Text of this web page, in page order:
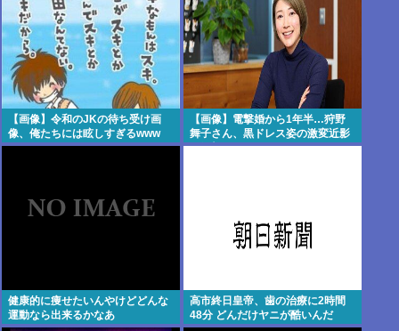
【画像】令和のJKの待ち受け画
像、俺たちには眩しすぎるwww
【画像】電撃婚から1年半…狩野
舞子さん、黒ドレス姿の激変近影
に衝撃！
健康的に痩せたいんやけどどんな
運動なら出来るかなあ
高市終日皇帝、歯の治療に2時間
48分 どんだけヤニが酷いんだ